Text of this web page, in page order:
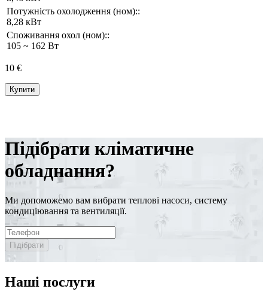
Потужність охолодження (ном)::
8,28 кВт
Споживання охол (ном)::
105 ~ 162 Вт
10 €
Купити
Підібрати кліматичне
обладнання?
Ми допоможемо вам вибрати теплові насоси, систему
кондиціювання та вентиляції.
Підібрати
Наші послуги